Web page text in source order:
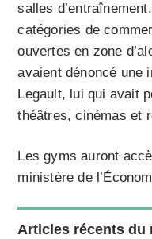
salles
catégories de
ouvertes en zone
avaient dénoncé une
Legault, lui qui avait
théâtres, cinémas et
Les gyms auront
ministère de
Articles récents du